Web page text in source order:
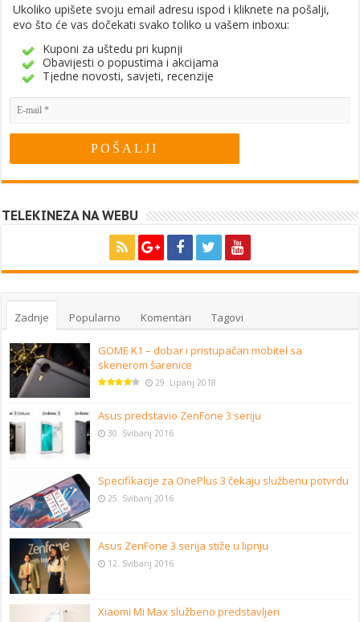
Ukoliko upišete svoju email adresu ispod i kliknete na pošalji,
evo što će vas dočekati svako toliko u vašem inboxu:
Kuponi za uštedu pri kupnji
Obavijesti o popustima i akcijama
Tjedne novosti, savjeti, recenzije
TELEKINEZA NA WEBU
Zadnje Popularno Komentari Tagovi
GOME K1 – dobar i pristupačan mobitel sa
skenerom šarenice
29. Lipanj 2018
Asus predstavio ZenFone 3 seriju
30. Svibanj 2016
Specifikacije za OnePlus 3 čekaju službenu potvrdu
25. Svibanj 2016
Asus ZenFone 3 serija stiže u lipnju
12. Svibanj 2016
Xiaomi Mi Max službeno predstavljen